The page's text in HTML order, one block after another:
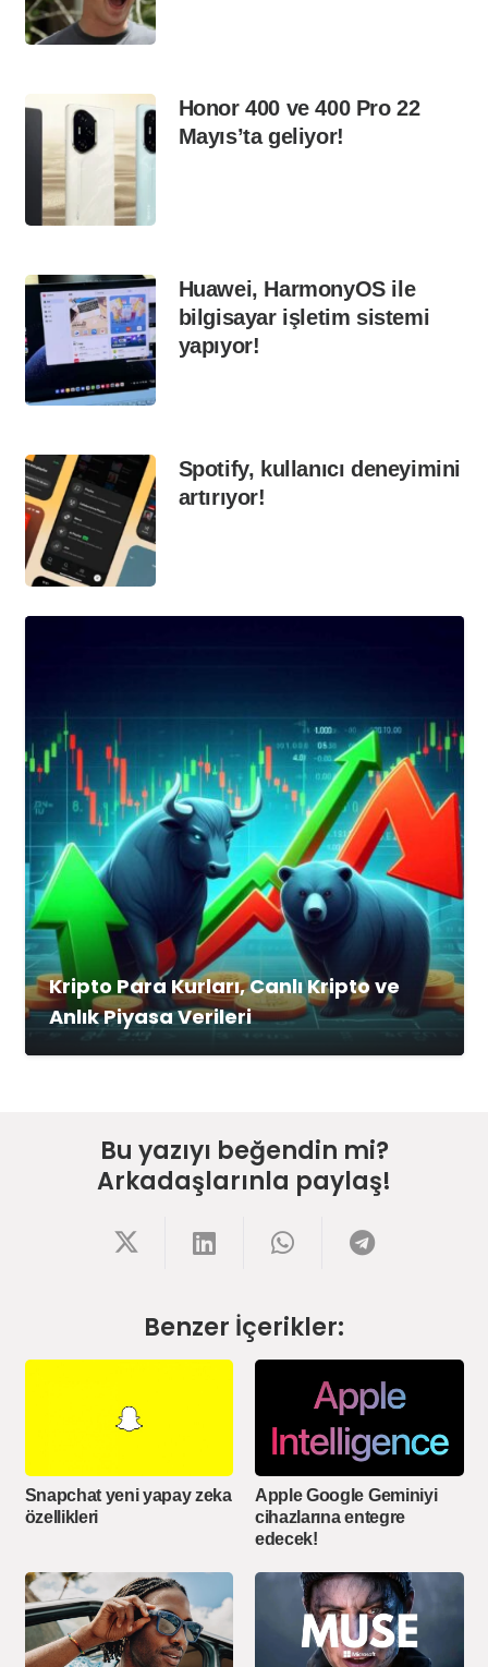
Honor 400 ve 400 Pro 22
Mayıs’ta geliyor!
Huawei, HarmonyOS ile
bilgisayar işletim sistemi
yapıyor!
Spotify, kullanıcı deneyimini
artırıyor!
Kripto Para Kurları, Canlı Kripto ve
Anlık Piyasa Verileri
Bu yazıyı beğendin mi?
Arkadaşlarınla paylaş!
Benzer İçerikler:
Snapchat yeni yapay zeka
özellikleri
Apple Google Geminiyi
cihazlarına entegre
edecek!